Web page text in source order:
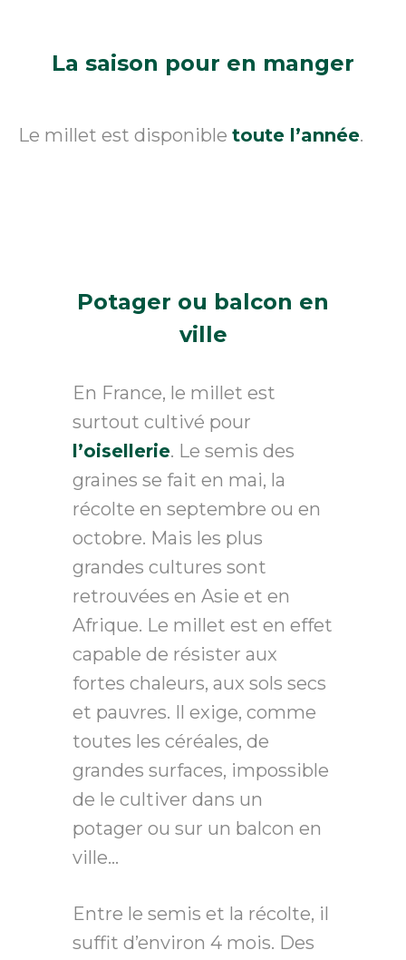
La saison pour en manger
Le millet est disponible toute l’année.
Potager ou balcon en
ville
En France, le millet est
surtout cultivé pour
l’oisellerie. Le semis des
graines se fait en mai, la
récolte en septembre ou en
octobre. Mais les plus
grandes cultures sont
retrouvées en Asie et en
Afrique. Le millet est en effet
capable de résister aux
fortes chaleurs, aux sols secs
et pauvres. Il exige, comme
toutes les céréales, de
grandes surfaces, impossible
de le cultiver dans un
potager ou sur un balcon en
ville…
Entre le semis et la récolte, il
suffit d’environ 4 mois. Des